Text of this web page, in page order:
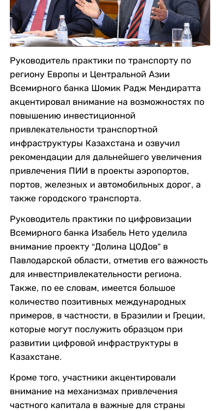
Руководитель практики по транспорту по
региону Европы и Центральной Азии
Всемирного банка Шомик Радж Мендиратта
акцентировал внимание на возможностях по
повышению инвестиционной
привлекательности транспортной
инфраструктуры Казахстана и озвучил
рекомендации для дальнейшего увеличения
привлечения ПИИ в проекты аэропортов,
портов, железных и автомобильных дорог, а
также городского транспорта.
Руководитель практики по цифровизации
Всемирного банка Изабель Нето уделила
внимание проекту “Долина ЦОДов” в
Павлодарской области, отметив его важность
для инвестпривлекательности региона.
Также, по ее словам, имеется большое
количество позитивных международных
примеров, в частности, в Бразилии и Греции,
которые могут послужить образцом при
развитии цифровой инфраструктуры в
Казахстане.
Кроме того, участники акцентировали
внимание на механизмах привлечения
частного капитала в важные для страны